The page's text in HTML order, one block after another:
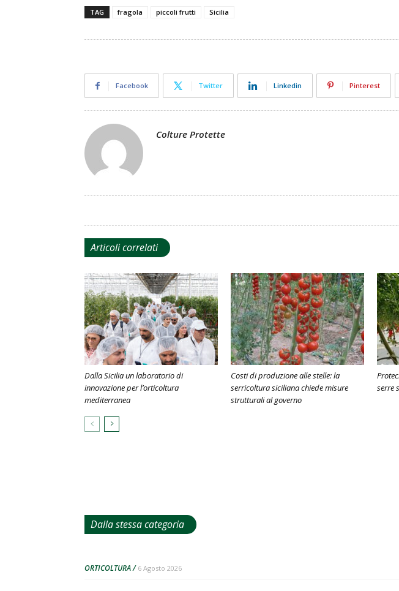
TAG fragola piccoli frutti Sicilia
Facebook Twitter Linkedin Pinterest
Colture Protette
Articoli correlati
Dalla Sicilia un laboratorio di
innovazione per l’orticoltura
mediterranea
Costi di produzione alle stelle: la
serricoltura siciliana chiede misure
strutturali al governo
serre
Dalla stessa categoria
ORTICOLTURA 6 Agosto 2026